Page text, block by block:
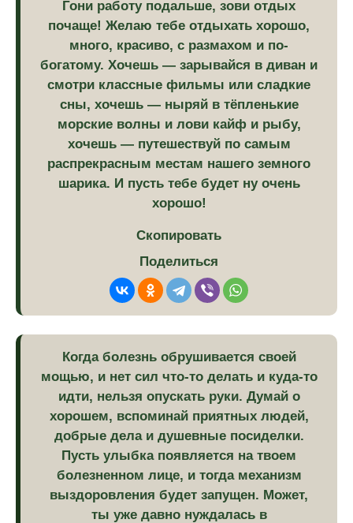
Гони работу подальше, зови отдых
почаще! Желаю тебе отдыхать хорошо,
много, красиво, с размахом и по-
богатому. Хочешь — зарывайся в диван и
смотри классные фильмы или сладкие
сны, хочешь — ныряй в тёпленькие
морские волны и лови кайф и рыбу,
хочешь — путешествуй по самым
распрекрасным местам нашего земного
шарика. И пусть тебе будет ну очень
хорошо!
Скопировать
Поделиться
Когда болезнь обрушивается своей
мощью, и нет сил что-то делать и куда-то
идти, нельзя опускать руки. Думай о
хорошем, вспоминай приятных людей,
добрые дела и душевные посиделки.
Пусть улыбка появляется на твоем
болезненном лице, и тогда механизм
выздоровления будет запущен. Может,
ты уже давно нуждалась в